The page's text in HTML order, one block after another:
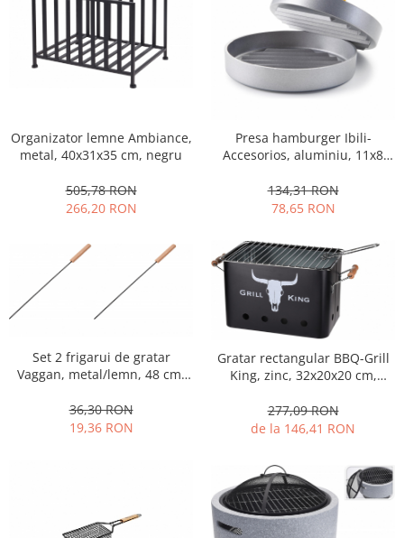
Organizator lemne Ambiance,
metal, 40x31x35 cm, negru
505,78 RON
266,20 RON
Presa hamburger Ibili-
Accesorios, aluminiu, 11x8
134,31 RON
78,65 RON
Set 2 frigarui de gratar
Vaggan, metal/lemn, 48 cm,
36,30 RON
19,36 RON
Gratar rectangular BBQ-Grill
King, zinc, 32x20x20 cm,
277,09 RON
de la 146,41 RON